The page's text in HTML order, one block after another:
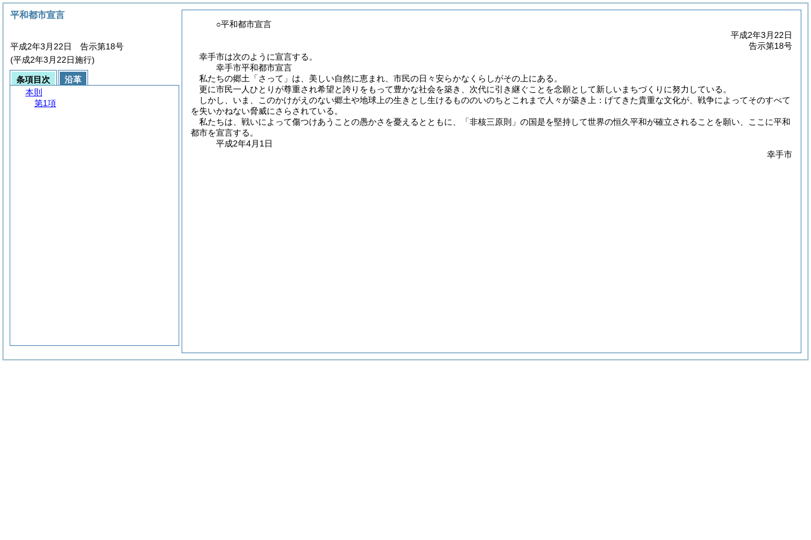
○平和都市宣言
平成2年3月22日
告示第18号
幸手市は次のように宣言する。
幸手市平和都市宣言
私たちの郷土「さって」は、美しい自然に恵まれ、市民の日々安らかなくらしがその上にある。
更に市民一人ひとりが尊重され希望と誇りをもって豊かな社会を築き、次代に引き継ぐことを念願として新しいまちづくりに努力している。
しかし、いま、このかけがえのない郷土や地球上の生きとし生けるもののいのちとこれまで人々が築き上：げてきた貴重な文化が、戦争によってそのすべて
を失いかねない脅威にさらされている。
私たちは、戦いによって傷つけあうことの愚かさを憂えるとともに、「非核三原則」の国是を堅持して世界の恒久平和が確立されることを願い、ここに平和
都市を宣言する。
平成2年4月1日
幸手市
平和都市宣言
平成2年3月22日 告示第18号
(平成2年3月22日施行)
条項目次
沿革
本則
第1項